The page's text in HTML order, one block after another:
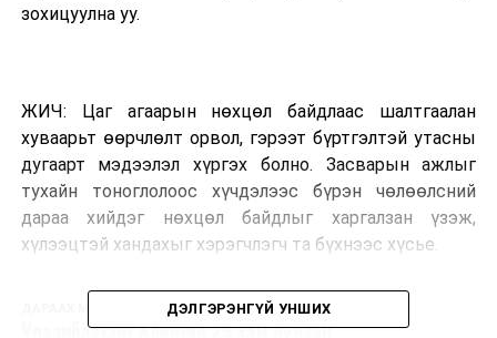
зохицуулна уу.
ЖИЧ: Цаг агаарын нөхцөл байдлаас шалтгаалан
хуваарьт өөрчлөлт орвол, гэрээт бүртгэлтэй утасны
дугаарт мэдээлэл хүргэх болно. Засварын ажлыг
тухайн тоноглолоос хүчдэлээс бүрэн чөлөөлсний
дараа хийдэг нөхцөл байдлыг харгалзан үзэж,
хүлээцтэй хандахыг хэрэгчлэгч та бүхнээс хүсье.
Улаанбаатарт өдөртөө 29 хэм дулаан
ДЭЛГЭРЭНГҮЙ УНШИХ